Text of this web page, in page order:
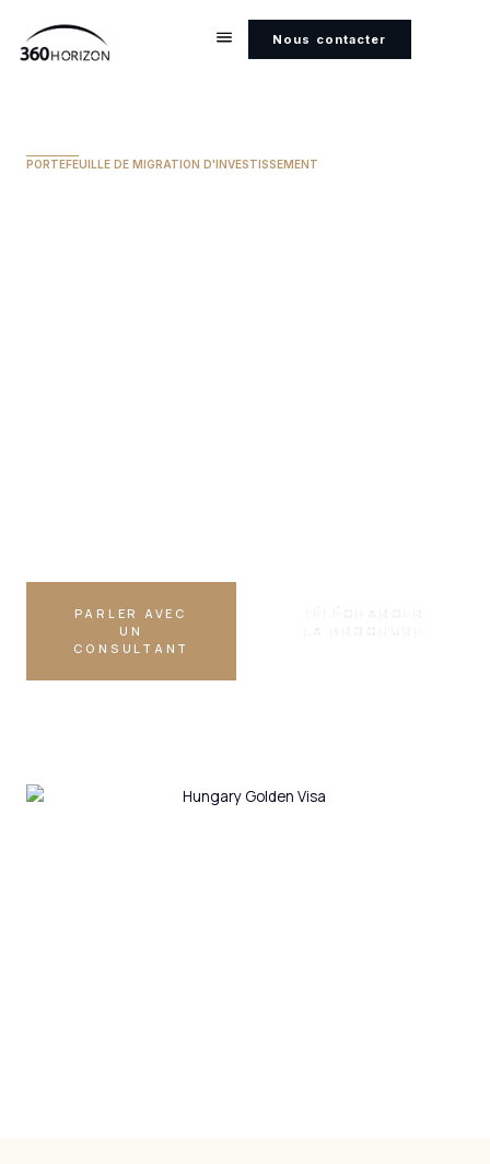
Nous contacter
PORTEFEUILLE DE MIGRATION D'INVESTISSEMENT
PARLER AVEC
UN
CONSULTANT